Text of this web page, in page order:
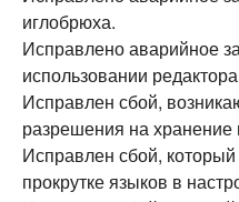
иглобрюха.
Исправлено аварийное
использовании
Исправлен сбой,
разрешения на хранение
Исправлен сбой, который
прокрутке языков в